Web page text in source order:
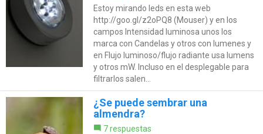
Estoy mirando leds en esta web
http://goo.gl/z2oPQ8 (Mouser) y en los
campos Intensidad luminosa unos los
marca con Candelas y otros con lumenes y
en Flujo luminoso/flujo radiante usa lumens
y otros mW. Incluso en el desplegable para
filtrarlos salen...
¿Se puede sembrar una
almendra?
7 respuestas